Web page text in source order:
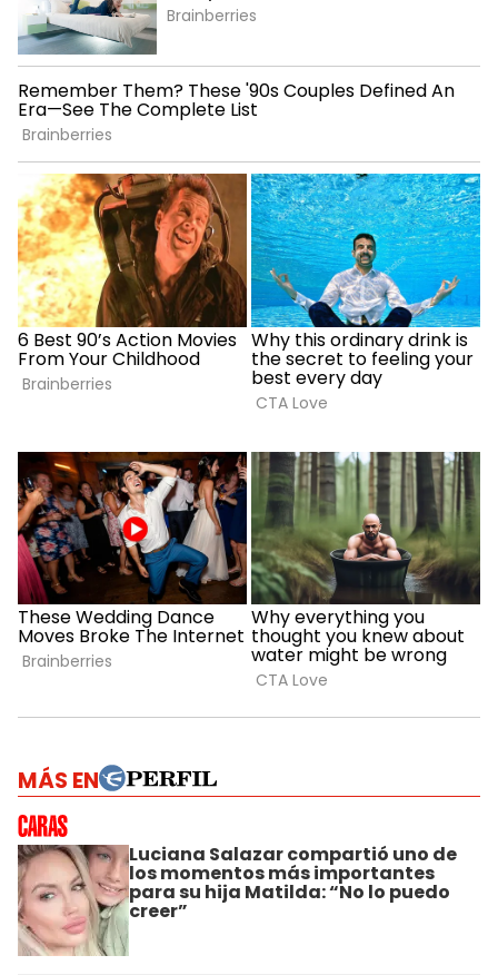
MÁS EN
Luciana Salazar compartió uno de
los momentos más importantes
para su hija Matilda: “No lo puedo
creer”